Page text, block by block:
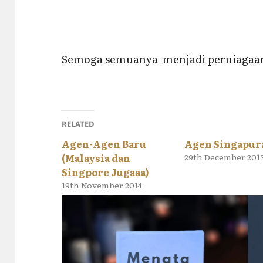
Semoga semuanya menjadi
RELATED
Agen-Agen Baru
(Malaysia dan
Singpore Jugaaa)
19th November 2014
Agen
29th December